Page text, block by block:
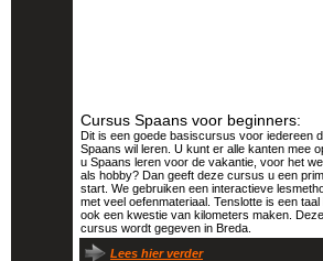
Cursus Spaans voor beginners:
Dit is een goede basiscursus voor iedereen
Spaans wil leren. U kunt er alle kanten mee
u Spaans leren voor de vakantie, voor het
als hobby? Dan geeft deze cursus u een
start. We gebruiken een interactieve
met veel oefenmateriaal. Tenslotte is een taal
ook een kwestie van kilometers maken. Deze
cursus wordt gegeven in Breda.
Lees hier verder